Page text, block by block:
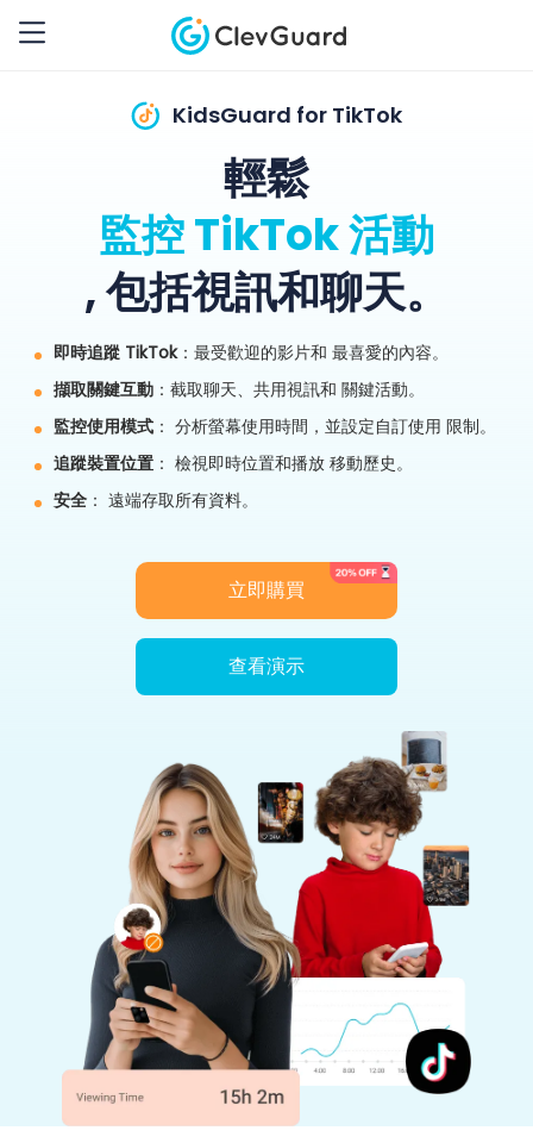
KidsGuard for TikTok
輕鬆
監控 TikTok 活動
, 包括視訊和聊天。
即時追蹤 TikTok：最受歡迎的影片和 最喜愛的內容。
擷取關鍵互動 ：截取聊天、共用視訊和 關鍵活動。
監控使用模式 ： 分析螢幕使用時間，並設定自訂使用 限制。
追蹤裝置位置 ： 檢視即時位置和播放 移動歷史。
安全 ： 遠端存取所有資料。
立即購買
查看演示